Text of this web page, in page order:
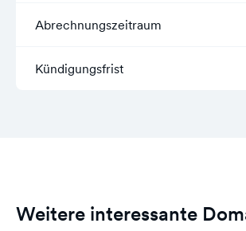
Abrechnungszeitraum
Kündigungsfrist
Weitere interessante